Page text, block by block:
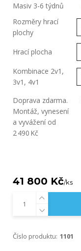
Masiv 3-6 týdnů
Rozměry hrací
plochy
Hrací plocha
Kombinace 2v1,
3v1, 4v1
Doprava zdarma.
Montáž, vynesení
a vyvážení od
2 490 Kč
41 800 Kč/ks
Číslo produktu: 1101